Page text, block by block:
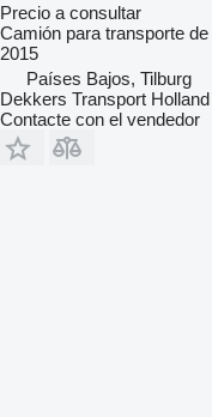
Precio a consultar
Camión para transporte
2015
Países Bajos, Tilburg
Dekkers Transport Holland
Contacte con el vendedor